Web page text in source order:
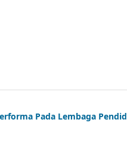
Pada Lembaga